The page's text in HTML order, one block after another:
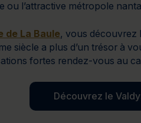
ou l’attractive métropole
de La Baule, vous découvrez
siècle a plus d’un trésor à
fortes rendez-vous au
Découvrez le